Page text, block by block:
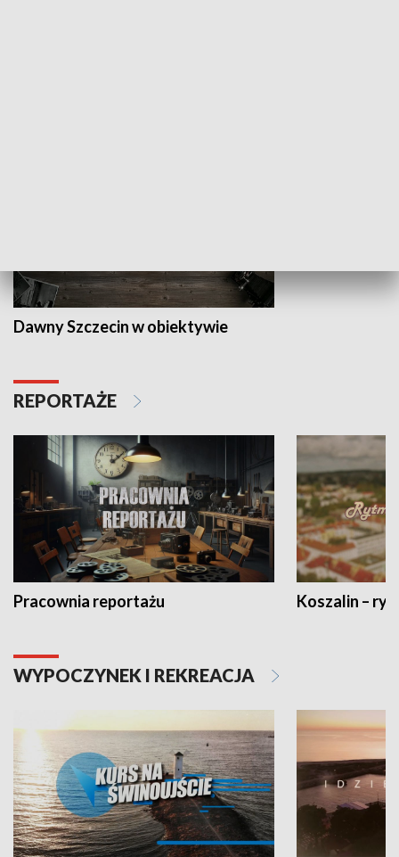
Dawny Szczecin w obiektywie
REPORTAŻE
Pracownia reportażu Koszalin –
WYPOCZYNEK I REKREACJA